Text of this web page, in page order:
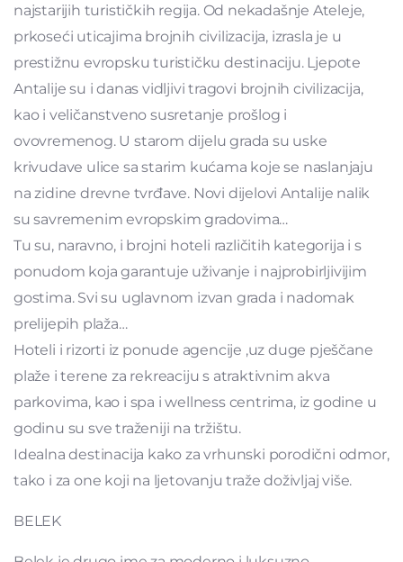
najstarijih turističkih regija. Od nekadašnje Ateleje,
prkoseći uticajima brojnih civilizacija, izrasla je u
prestižnu evropsku turističku destinaciju. Ljepote
Antalije su i danas vidljivi tragovi brojnih civilizacija,
kao i veličanstveno susretanje prošlog i
ovovremenog. U starom dijelu grada su uske
krivudave ulice sa starim kućama koje se naslanjaju
na zidine drevne tvrđave. Novi dijelovi Antalije nalik
su savremenim evropskim gradovima…
Tu su, naravno, i brojni hoteli različitih kategorija i s
ponudom koja garantuje uživanje i najprobirljivijim
gostima. Svi su uglavnom izvan grada i nadomak
prelijepih plaža…
Hoteli i rizorti iz ponude agencije ,uz duge pješčane
plaže i terene za rekreaciju s atraktivnim akva
parkovima, kao i spa i wellness centrima, iz godine u
godinu su sve traženiji na tržištu.
Idealna destinacija kako za vrhunski porodični odmor,
tako i za one koji na ljetovanju traže doživljaj više.
BELEK